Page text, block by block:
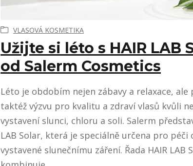
Užijte si léto s HAIR LAB
od Salerm Cosmetics
VLASOVÁ KOSMETIKA
Léto je obdobím nejen zábavy a relaxace, ale
taktéž výzvu pro kvalitu a zdraví vlasů kvůli
vystavení slunci, chloru a soli. Salerm
LAB Solar, která je speciálně určena pro péči
vystavené slunečnímu záření. Řada HAIR LAB